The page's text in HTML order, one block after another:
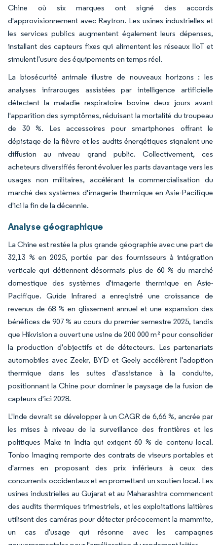
Chine où six marques ont signé des accords
d'approvisionnement avec Raytron. Les usines industrielles et
les services publics augmentent également leurs dépenses,
installant des capteurs fixes qui alimentent les réseaux IIoT et
simulent l'usure des équipements en temps réel.
La biosécurité animale illustre de nouveaux horizons : les
analyses infrarouges assistées par intelligence artificielle
détectent la maladie respiratoire bovine deux jours avant
l'apparition des symptômes, réduisant la mortalité du troupeau
de 30 %. Les accessoires pour smartphones offrant le
dépistage de la fièvre et les audits énergétiques signalent une
diffusion au niveau grand public. Collectivement, ces
acheteurs diversifiés feront évoluer les parts davantage vers les
usages non militaires, accélérant la commercialisation du
marché des systèmes d'imagerie thermique en Asie-Pacifique
d'ici la fin de la décennie.
Analyse géographique
La Chine est restée la plus grande géographie avec une part de
32,13 % en 2025, portée par des fournisseurs à intégration
verticale qui détiennent désormais plus de 60 % du marché
domestique des systèmes d'imagerie thermique en Asie-
Pacifique. Guide Infrared a enregistré une croissance de
revenus de 68 % en glissement annuel et une expansion des
bénéfices de 907 % au cours du premier semestre 2025, tandis
que Hikvision a ouvert une usine de 200 000 m² pour consolider
la production d'objectifs et de détecteurs. Les partenariats
automobiles avec Zeekr, BYD et Geely accélèrent l'adoption
thermique dans les suites d'assistance à la conduite,
positionnant la Chine pour dominer le paysage de la fusion de
capteurs d'ici 2028.
L'Inde devrait se développer à un CAGR de 6,66 %, ancrée par
les mises à niveau de la surveillance des frontières et les
politiques Make in India qui exigent 60 % de contenu local.
Tonbo Imaging remporte des contrats de viseurs portables et
d'armes en proposant des prix inférieurs à ceux des
concurrents occidentaux et en promettant un soutien local. Les
usines industrielles au Gujarat et au Maharashtra commencent
des audits thermiques trimestriels, et les exploitations laitières
utilisent des caméras pour détecter précocement la mammite,
un cas d'usage qui résonne avec les campagnes